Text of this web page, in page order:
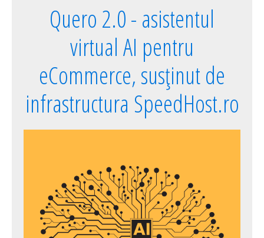
Quero 2.0 - asistentul
virtual AI pentru
eCommerce, susținut de
infrastructura SpeedHost.ro